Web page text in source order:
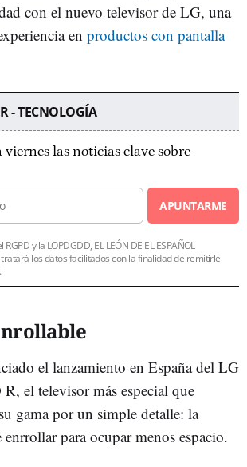
con el nuevo televisor de LG, una
en productos con pantalla
- TECNOLOGÍA
viernes las noticias clave sobre
APUNTARME
y la LOPDGDD, EL LEÓN DE EL ESPAÑOL
tratará los datos facilitados con la finalidad de remitirle
el lanzamiento en España del LG
el televisor más especial que
gama por un simple detalle: la
enrrollar para ocupar menos espacio.